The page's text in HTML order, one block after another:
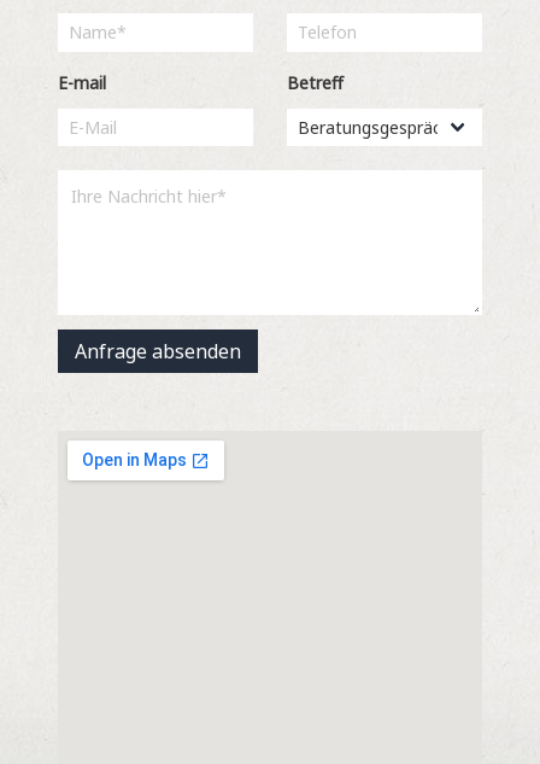
E-mail Betreff
Anfrage absenden